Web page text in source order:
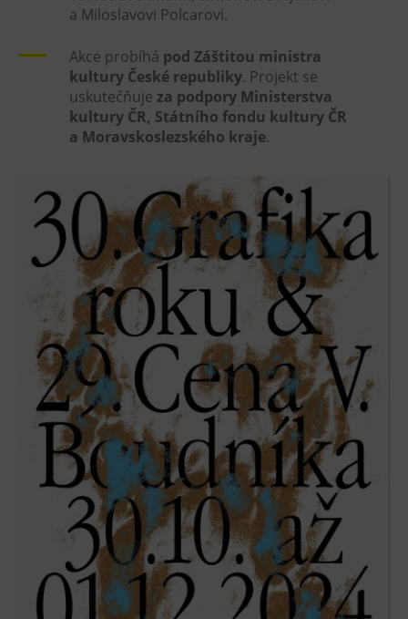
a Miloslavovi Polcarovi.
Akce probíhá pod Záštitou ministra
kultury České republiky. Projekt se
uskutečňuje za podpory Ministerstva
kultury ČR, Státního fondu kultury ČR
a Moravskoslezského kraje.